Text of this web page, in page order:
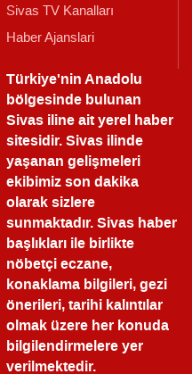
Sivas TV Kanalları
Haber Ajanslari
Türkiye'nin Anadolu
bölgesinde bulunan
Sivas iline ait yerel haber
sitesidir. Sivas ilinde
yaşanan gelişmeleri
ekibimiz son dakika
olarak sizlere
sunmaktadır.Sivas haber
başlıkları ile birlikte
nöbetçi eczane,
konaklama bilgileri, gezi
önerileri, tarihi kalıntılar
olmak üzere her konuda
bilgilendirmelere yer
verilmektedir.